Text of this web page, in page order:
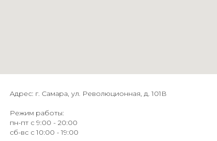
Адрес: г. Самара, ул. Революционная, д. 101В
Режим работы:
пн-пт с 9:00 - 20:00
сб-вс с 10:00 - 19:00